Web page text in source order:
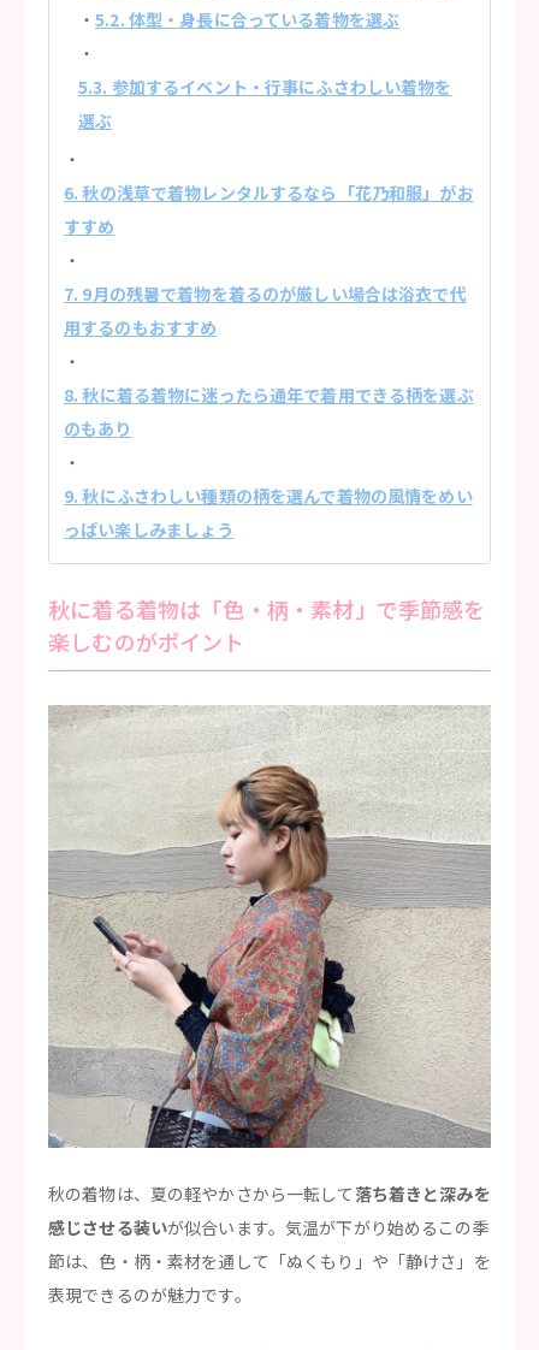
5.2. 体型・身長に合っている着物を選ぶ
5.3. 参加するイベント・行事にふさわしい着物を
選ぶ
6. 秋の浅草で着物レンタルするなら「花乃和服」がお
すすめ
7. 9月の残暑で着物を着るのが厳しい場合は浴衣で代
用するのもおすすめ
8. 秋に着る着物に迷ったら通年で着用できる柄を選ぶ
のもあり
9. 秋にふさわしい種類の柄を選んで着物の風情をめい
っぱい楽しみましょう
秋に着る着物は「色・柄・素材」で季節感を
楽しむのがポイント
秋の着物は、夏の軽やかさから一転して 落ち着きと深みを
感じさせる装いが似合います。気温が下がり始めるこの季
節は、色・柄・素材を通して「ぬくもり」や「静けさ」を
表現できるのが魅力です。